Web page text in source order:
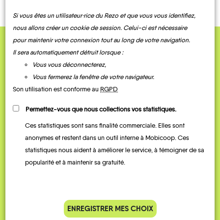
QUELQUES
Témoignages
parking de la gare est toujours
complet alors j’ai testé Rezo
Si vous êtes un utilisateur·rice du Rezo et que vous vous identifiez,
nous allons créer un cookie de session. Celui-ci est nécessaire
pour maintenir votre connexion tout au long de votre navigation.
Il sera automatiquement détruit lorsque :
Vous vous déconnecterez,
Vous fermerez la fenêtre de votre navigateur.
Son utilisation est conforme au RGPD
Permettez-vous que nous collections vos statistiques.
Ces statistiques sont sans finalité commerciale. Elles sont
anonymes et restent dans un outil interne à Mobicoop. Ces
statistiques nous aident à améliorer le service, à témoigner de sa
popularité et à maintenir sa gratuité.
ENREGISTRER MES CHOIX